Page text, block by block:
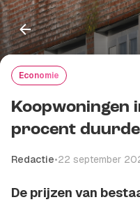
Economie
Koopwoningen
procent
Redactie•22 september
De prijzen van